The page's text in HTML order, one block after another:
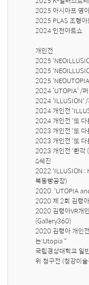
2025 아시아프 영
2025 PLAS 조형아
2024 인천아트쇼
개인전
2025
2025
2025
2024 ‘UTOPIA’ /
2024 'ILLUSION' /
2024 개인전
2024 개인전 '또
2023 개인전 '또
2023 개인전 '또 다
2023 개인전 '환각
&쉐진
2022 'ILLUSION :
북동빵공장)
2020  'UTOPIA
2020 제 2회 김령
2020 김령아VR개
(Gallery360)
2020 김령아 개인
는:Utopia "
국립경상대학교 일
위 청구전 (청강미